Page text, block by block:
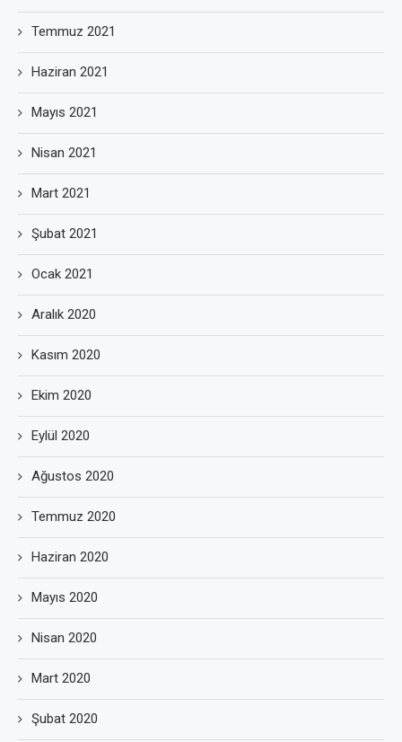
Temmuz 2021
Haziran 2021
Mayıs 2021
Nisan 2021
Mart 2021
Şubat 2021
Ocak 2021
Aralık 2020
Kasım 2020
Ekim 2020
Eylül 2020
Ağustos 2020
Temmuz 2020
Haziran 2020
Mayıs 2020
Nisan 2020
Mart 2020
Şubat 2020